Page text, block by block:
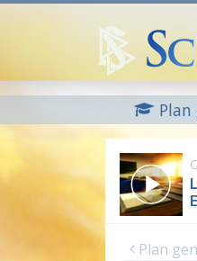
Plan
Plan